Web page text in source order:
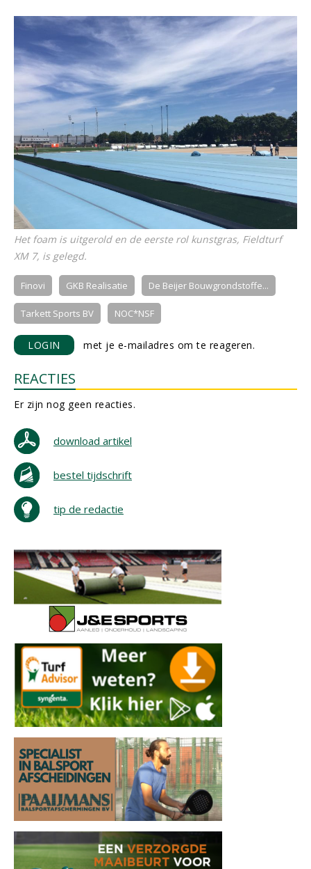
Het foam is uitgerold en de eerste rol kunstgras, Fieldturf
XM 7, is gelegd.
Finovi GKB Realisatie De Beijer Bouwgrondstoffe...
Tarkett Sports BV NOC*NSF
LOGIN met je e-mailadres om te reageren.
REACTIES
Er zijn nog geen reacties.
download artikel
bestel tijdschrift
tip de redactie